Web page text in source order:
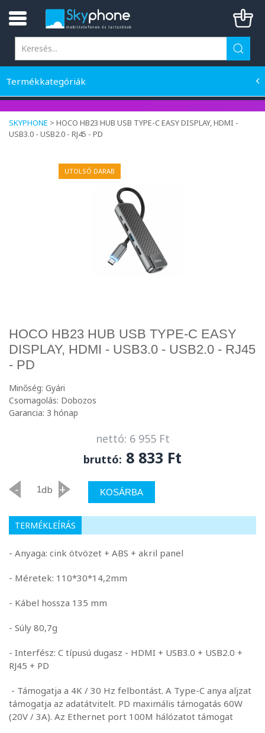
Termékkategóriák
SKYPHONE > HOCO HB23 HUB USB TYPE-C EASY DISPLAY, HDMI -
USB3.0 - USB2.0 - RJ45 - PD
UTOLSÓ DARAB
HOCO HB23 HUB USB TYPE-C EASY
DISPLAY, HDMI - USB3.0 - USB2.0 - RJ45
- PD
Minőség: Gyári
Csomagolás: Dobozos
Garancia: 3 hónap
nettó: 6 955 Ft
bruttó: 8 833 Ft
- db + KOSÁRBA
TERMÉKLEÍRÁS
- Anyaga: cink ötvözet + ABS + akril panel
- Méretek: 110*30*14,2mm
- Kábel hossza 135 mm
- Súly 80,7g
- Interfész: C típusú dugasz - HDMI + USB3.0 + USB2.0 +
RJ45 + PD
- Támogatja a 4K / 30 Hz felbontást. A Type-C anya aljzat
támogatja az adatátvitelt. PD maximális támogatás 60W
(20V / 3A). Az Ethernet port 100M hálózatot támogat